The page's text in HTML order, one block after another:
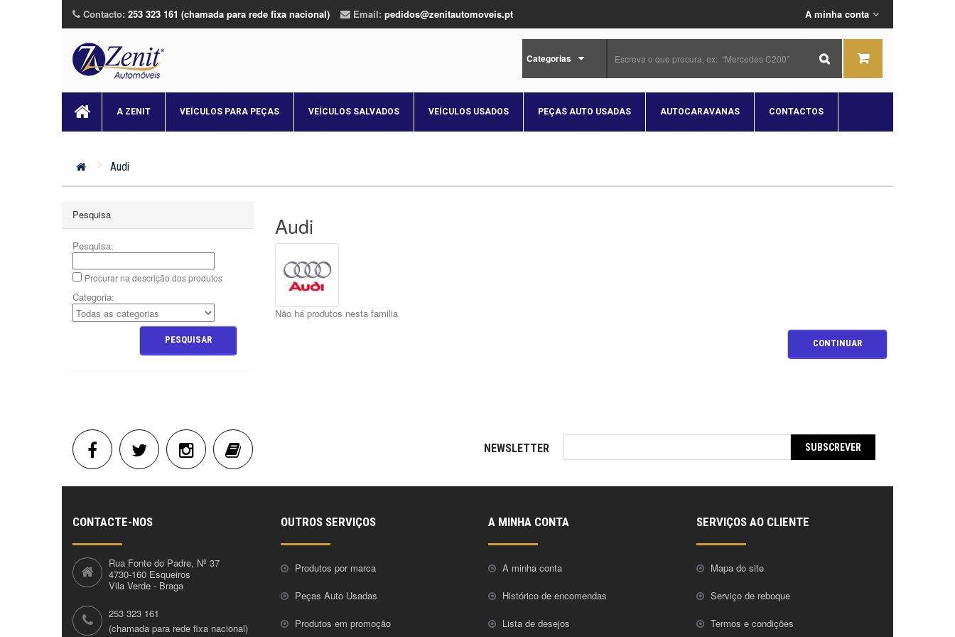
Contacto: 253 323 161 (chamada para rede fixa nacional) Email: pedidos@zenitautomoveis.pt A minha conta
Categorias
A ZENIT VEÍCULOS PARA PEÇAS VEÍCULOS SALVADOS VEÍCULOS USADOS PEÇAS AUTO USADAS AUTOCARAVANAS CONTACTOS
Audi
Pesquisa
Pesquisa:
Procurar na descrição dos produtos
Categoria:
Audi
Não há produtos nesta familia
CONTINUAR
NEWSLETTER SUBSCREVER
CONTACTE-NOS
Rua Fonte do Padre, Nº 37
4730-160 Esqueiros
Vila Verde - Braga
253 323 161
(chamada para rede fixa nacional)
OUTROS SERVIÇOS
Produtos por marca
Peças Auto Usadas
Produtos em promoção
A MINHA CONTA
A minha conta
Histórico de encomendas
Lista de desejos
SERVIÇOS AO CLIENTE
Mapa do site
Serviço de reboque
Termos e condições